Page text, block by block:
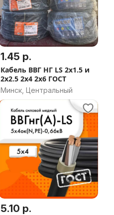
1.45 р.
Кабель ВВГ НГ LS 2x1.5 и
2x2.5 2х4 2х6 ГОСТ
Минск, Центральный
5.10 р.